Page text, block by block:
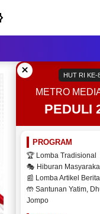
× HUT RI KE-
METRO
PEDULI
PROGRAM
🏆 Lomba Tradisional
🎭 Hiburan
📰 Lomba Artikel Berita
🤲 Santunan Yatim,
Jompo